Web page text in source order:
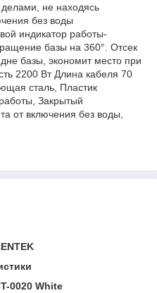
делами, не находясь
без воды
индикатор работы-
базы на 360°. Отсек
базы, экономит место при
2200 Вт Длина кабеля 70
сталь, Пластик
Закрытый
от включения без воды,
0020 White